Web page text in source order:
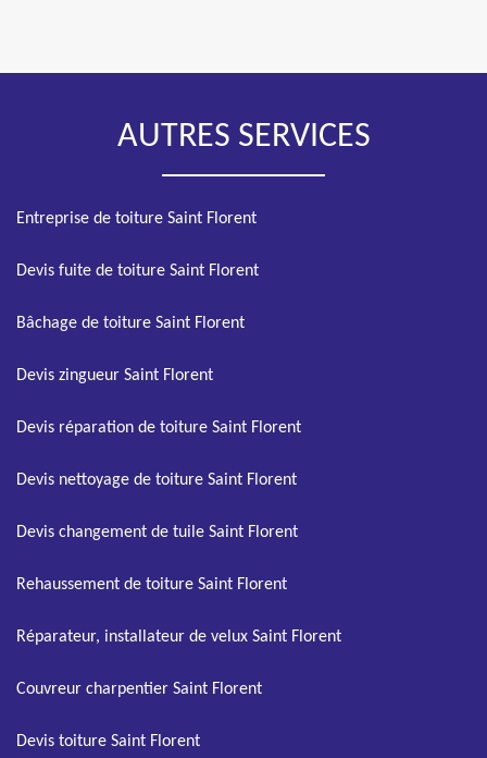
AUTRES SERVICES
Entreprise de toiture Saint Florent
Devis fuite de toiture Saint Florent
Bâchage de toiture Saint Florent
Devis zingueur Saint Florent
Devis réparation de toiture Saint Florent
Devis nettoyage de toiture Saint Florent
Devis changement de tuile Saint Florent
Rehaussement de toiture Saint Florent
Réparateur, installateur de velux Saint Florent
Couvreur charpentier Saint Florent
Devis toiture Saint Florent